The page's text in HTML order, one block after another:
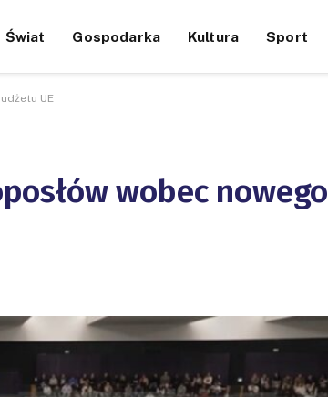
Świat Gospodarka Kultura Sport
UE
wobec nowego